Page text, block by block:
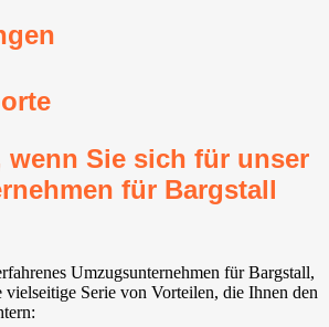
wenn Sie sich für unser
für Bargstall
Umzugsunternehmen für Bargstall,
vielseitige Serie von Vorteilen, die Ihnen den